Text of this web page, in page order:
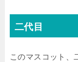
二代目
このマスコット、